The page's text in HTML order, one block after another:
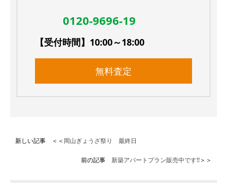
0120-9696-19
【受付時間】10:00～18:00
無料査定
新しい記事 ＜＜ 岡山ぎょうざ祭り 最終日
前の記事 新築アパートプラン販売中です!!＞＞